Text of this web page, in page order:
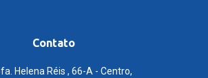
Contato
Helena Réis , 66-A - Centro,